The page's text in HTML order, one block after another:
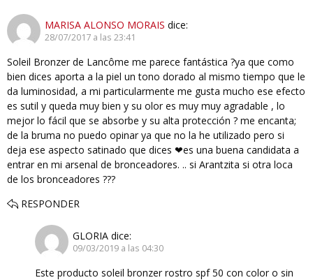
MARISA ALONSO MORAIS dice:
28/07/2017 a las 23:41
Soleil Bronzer de Lancôme me parece fantástica ?ya que como
bien dices aporta a la piel un tono dorado al mismo tiempo que le
da luminosidad, a mi particularmente me gusta mucho ese efecto
es sutil y queda muy bien y su olor es muy muy agradable , lo
mejor lo fácil que se absorbe y su alta protección ? me encanta;
de la bruma no puedo opinar ya que no la he utilizado pero si
deja ese aspecto satinado que dices ❤es una buena candidata a
entrar en mi arsenal de bronceadores. .. si Arantzita si otra loca
de los bronceadores ???
RESPONDER
GLORIA dice:
09/03/2019 a las 04:30
Este producto soleil bronzer rostro spf 50 con color o sin